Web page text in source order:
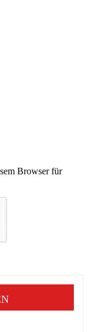
Browser für